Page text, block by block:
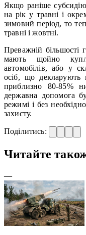
Якщо раніше
на рік у травні і
зимовий період, то
травні і жовтні.
Преважній більшості
мають щойно
автомобілів, або у
осіб, що декларують
приблизно 80-85%
державна допомога
режимі і без
захисту.
Поділитись:
Читайте
—